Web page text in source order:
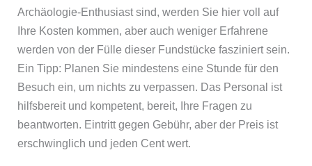
Archäologie-Enthusiast sind, werden Sie hier voll auf
Ihre Kosten kommen, aber auch weniger Erfahrene
werden von der Fülle dieser Fundstücke fasziniert sein.
Ein Tipp: Planen Sie mindestens eine Stunde für den
Besuch ein, um nichts zu verpassen. Das Personal ist
hilfsbereit und kompetent, bereit, Ihre Fragen zu
beantworten. Eintritt gegen Gebühr, aber der Preis ist
erschwinglich und jeden Cent wert.